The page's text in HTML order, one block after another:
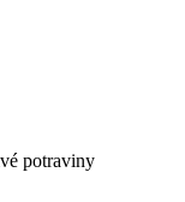
potraviny